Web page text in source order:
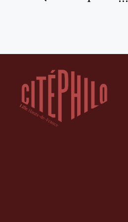
publications